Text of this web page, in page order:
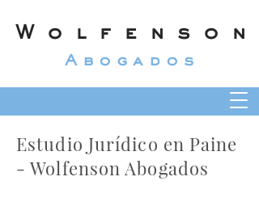
Wolfenson
Abogados
Estudio Jurídico en Paine
- Wolfenson Abogados